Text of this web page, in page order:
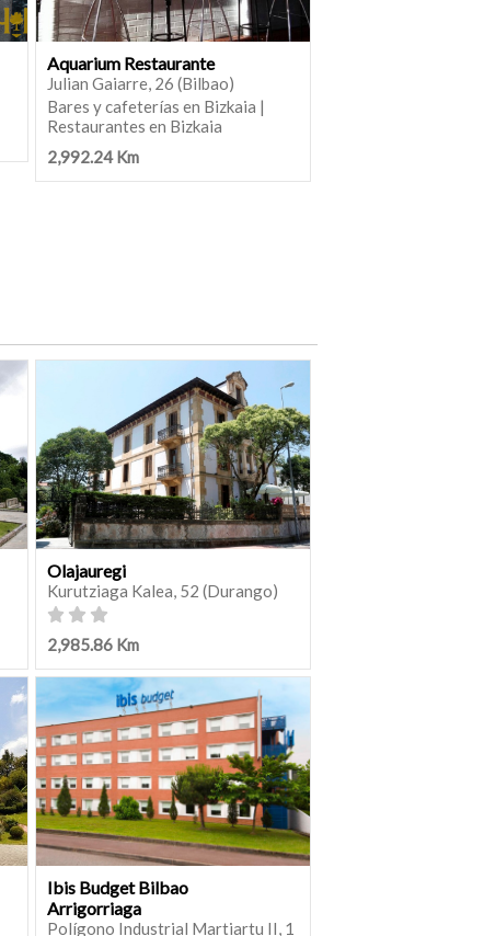
Aquarium Restaurante
Julian Gaiarre, 26 (Bilbao)
Bares y cafeterías en Bizkaia |
Restaurantes en Bizkaia
2,992.24 Km
Olajauregi
Kurutziaga Kalea, 52 (Durango)
2,985.86 Km
Ibis Budget Bilbao
Arrigorriaga
Polígono Industrial Martiartu II, 1